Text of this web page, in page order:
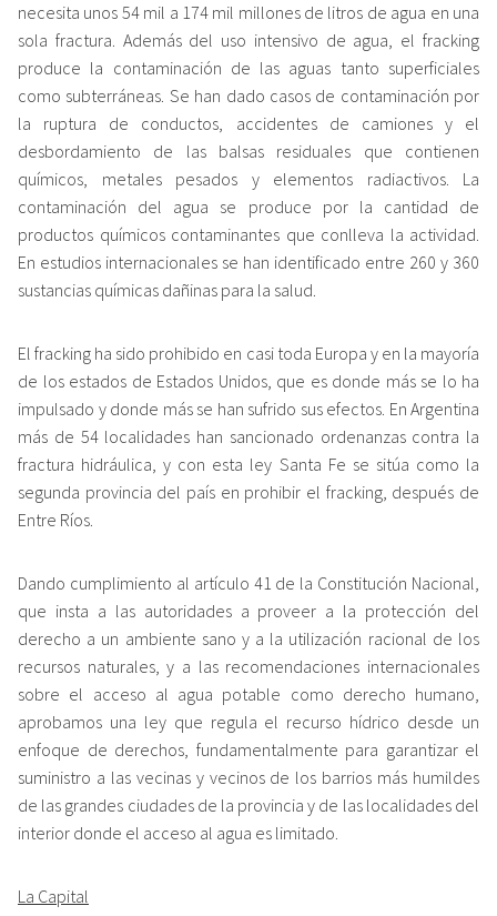
necesita unos 54 mil a 174 mil millones de litros de agua en una
sola fractura. Además del uso intensivo de agua, el fracking
produce la contaminación de las aguas tanto superficiales
como subterráneas. Se han dado casos de contaminación por
la ruptura de conductos, accidentes de camiones y el
desbordamiento de las balsas residuales que contienen
químicos, metales pesados y elementos radiactivos. La
contaminación del agua se produce por la cantidad de
productos químicos contaminantes que conlleva la actividad.
En estudios internacionales se han identificado entre 260 y 360
sustancias químicas dañinas para la salud.
El fracking ha sido prohibido en casi toda Europa y en la mayoría
de los estados de Estados Unidos, que es donde más se lo ha
impulsado y donde más se han sufrido sus efectos. En Argentina
más de 54 localidades han sancionado ordenanzas contra la
fractura hidráulica, y con esta ley Santa Fe se sitúa como la
segunda provincia del país en prohibir el fracking, después de
Entre Ríos.
Dando cumplimiento al artículo 41 de la Constitución Nacional,
que insta a las autoridades a proveer a la protección del
derecho a un ambiente sano y a la utilización racional de los
recursos naturales, y a las recomendaciones internacionales
sobre el acceso al agua potable como derecho humano,
aprobamos una ley que regula el recurso hídrico desde un
enfoque de derechos, fundamentalmente para garantizar el
suministro a las vecinas y vecinos de los barrios más humildes
de las grandes ciudades de la provincia y de las localidades del
interior donde el acceso al agua es limitado.
La Capital